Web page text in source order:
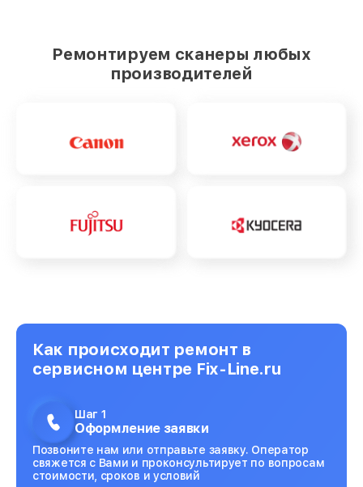
Ремонтируем сканеры любых
производителей
Как происходит ремонт в
сервисном центре Fix-Line.ru
Шаг 1
Оформление заявки
Позвоните нам или отправьте заявку. Оператор
свяжется с Вами и проконсультирует по вопросам
стоимости, сроков и условий